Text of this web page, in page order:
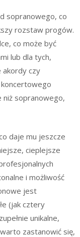
sopranowego, co
rozstaw progów.
co może być
lub dla tych,
akordy czy
niż sopranowego,
daje mu jeszcze
cieplejsze
i możliwość
jest
(jak cztery
unikalne,
zastanowić się,